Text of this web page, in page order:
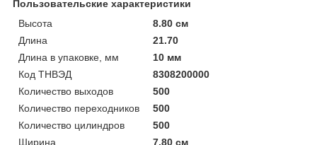
Пользовательские характеристики
Высота
8.80 см
Длина
21.70
Длина в упаковке, мм
10 мм
Код ТНВЭД
8308200000
Количество выходов
500
Количество переходников
500
Количество цилиндров
500
Ширина
7.80 см